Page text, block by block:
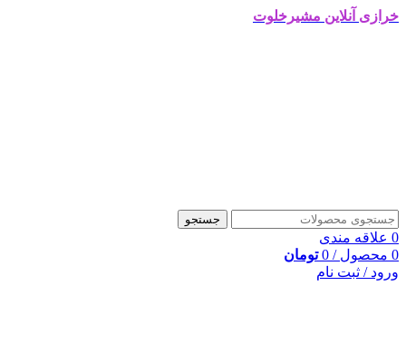
خرازی آنلاین مشیرخلوت
جستجو
0 علاقه مندی
0 محصول /
0 تومان
ورود / ثبت نام